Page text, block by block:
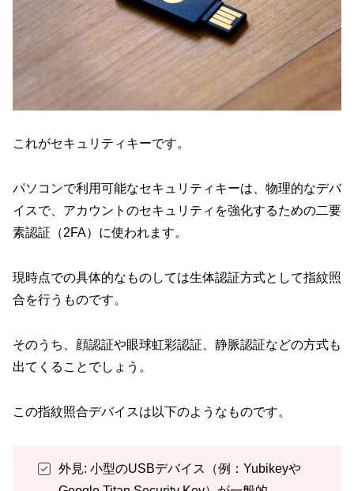
これがセキュリティキーです。
パソコンで利用可能なセキュリティキーは、物理的なデバ
イスで、アカウントのセキュリティを強化するための二要
素認証（2FA）に使われます。
現時点での具体的なものしては生体認証方式として指紋照
合を行うものです。
そのうち、顔認証や眼球虹彩認証、静脈認証などの方式も
出てくることでしょう。
この指紋照合デバイスは以下のようなものです。
外見: 小型のUSBデバイス（例：Yubikeyや